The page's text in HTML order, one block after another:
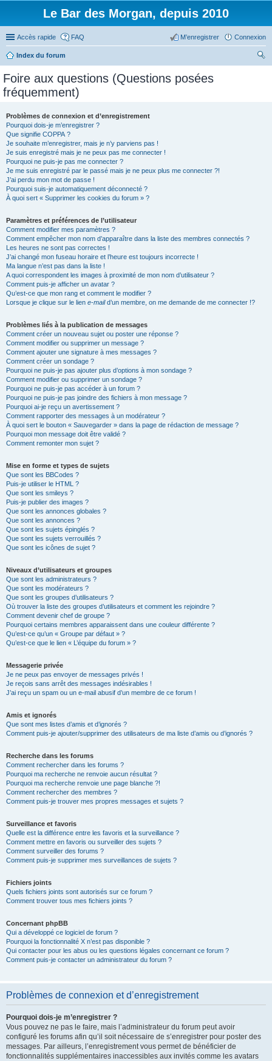
Le Bar des Morgan, depuis 2010
Accès rapide FAQ Connexion
M’enregistrer
Index du forum
Foire aux questions (Questions posées
fréquemment)
Problèmes de connexion et d’enregistrement
Pourquoi dois-je m’enregistrer ?
Que signifie COPPA ?
Je souhaite m’enregistrer, mais je n’y parviens pas !
Je suis enregistré mais je ne peux pas me connecter !
Pourquoi ne puis-je pas me connecter ?
Je me suis enregistré par le passé mais je ne peux plus me connecter ?!
J’ai perdu mon mot de passe !
Pourquoi suis-je automatiquement déconnecté ?
À quoi sert « Supprimer les cookies du forum » ?
Paramètres et préférences de l’utilisateur
Comment modifier mes paramètres ?
Comment empêcher mon nom d’apparaître dans la liste des membres connectés ?
Les heures ne sont pas correctes !
J’ai changé mon fuseau horaire et l’heure est toujours incorrecte !
Ma langue n’est pas dans la liste !
A quoi correspondent les images à proximité de mon nom d’utilisateur ?
Comment puis-je afficher un avatar ?
Qu’est-ce que mon rang et comment le modifier ?
Lorsque je clique sur le lien e-maild’un membre, on me demande de me connecter !?
Problèmes liés à la publication de messages
Comment créer un nouveau sujet ou poster une réponse ?
Comment modifier ou supprimer un message ?
Comment ajouter une signature à mes messages ?
Comment créer un sondage ?
Pourquoi ne puis-je pas ajouter plus d’options à mon sondage ?
Comment modifier ou supprimer un sondage ?
Pourquoi ne puis-je pas accéder à un forum ?
Pourquoi ne puis-je pas joindre des fichiers à mon message ?
Pourquoi ai-je reçu un avertissement ?
Comment rapporter des messages à un modérateur ?
À quoi sert le bouton « Sauvegarder » dans la page de rédaction de message ?
Pourquoi mon message doit être validé ?
Comment remonter mon sujet ?
Mise en forme et types de sujets
Que sont les BBCodes ?
Puis-je utiliser le HTML ?
Que sont les smileys ?
Puis-je publier des images ?
Que sont les annonces globales ?
Que sont les annonces ?
Que sont les sujets épinglés ?
Que sont les sujets verrouillés ?
Que sont les icônes de sujet ?
Niveaux d’utilisateurs et groupes
Que sont les administrateurs ?
Que sont les modérateurs ?
Que sont les groupes d’utilisateurs ?
Où trouver la liste des groupes d’utilisateurs et comment les rejoindre ?
Comment devenir chef de groupe ?
Pourquoi certains membres apparaissent dans une couleur différente ?
Qu’est-ce qu’un « Groupe par défaut » ?
Qu’est-ce que le lien « L’équipe du forum » ?
Messagerie privée
Je ne peux pas envoyer de messages privés !
Je reçois sans arrêt des messages indésirables !
J’ai reçu un spam ou un e-mail abusif d’un membre de ce forum !
Amis et ignorés
Que sont mes listes d’amis et d’ignorés ?
Comment puis-je ajouter/supprimer des utilisateurs de ma liste d’amis ou d’ignorés ?
Recherche dans les forums
Comment rechercher dans les forums ?
Pourquoi ma recherche ne renvoie aucun résultat ?
Pourquoi ma recherche renvoie une page blanche ?!
Comment rechercher des membres ?
Comment puis-je trouver mes propres messages et sujets ?
Surveillance et favoris
Quelle est la différence entre les favoris et la surveillance ?
Comment mettre en favoris ou surveiller des sujets ?
Comment surveiller des forums ?
Comment puis-je supprimer mes surveillances de sujets ?
Fichiers joints
Quels fichiers joints sont autorisés sur ce forum ?
Comment trouver tous mes fichiers joints ?
Concernant phpBB
Qui a développé ce logiciel de forum ?
Pourquoi la fonctionnalité X n’est pas disponible ?
Qui contacter pour les abus ou les questions légales concernant ce forum ?
Comment puis-je contacter un administrateur du forum ?
Problèmes de connexion et d’enregistrement
Pourquoi dois-je m’enregistrer ?
Vous pouvez ne pas le faire, mais l’administrateur du forum peut avoir
configuré les forums afin qu’il soit nécessaire de s’enregistrer pour poster des
messages. Par ailleurs, l’enregistrement vous permet de bénéficier de
fonctionnalités supplémentaires inaccessibles aux invités comme les avatars